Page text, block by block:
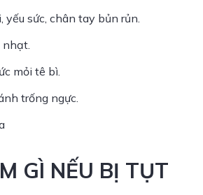
yếu sức, chân tay bủn rủn.
nhạt.
mỏi tê bì.
trống ngực.
GÌ NẾU BỊ TỤT